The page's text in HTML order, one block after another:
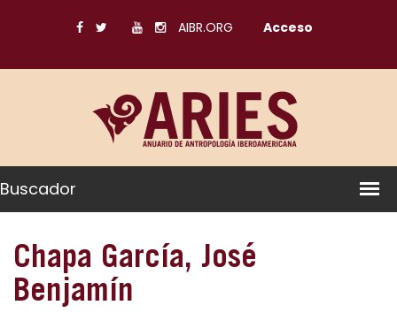
AIBR.ORG Acceso
Buscador
Chapa García, José
Benjamín